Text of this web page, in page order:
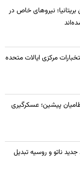
نیروهای خاص در
مرکزی ایالات متحده
پیشین؛ عسکرگیری
ناتو و روسیه تبدیل